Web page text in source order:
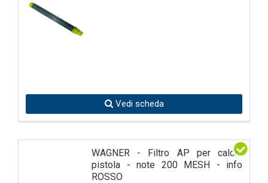
Vedi scheda
WAGNER - Filtro AP per calcio
pistola - note 200 MESH - info
ROSSO